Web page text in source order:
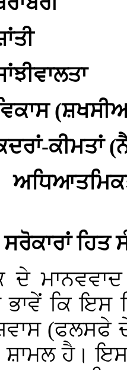
ਕੀਮਤਾਂ
ਸਰੋਕਾਰਾਂ ਹਿਤ
ਦੇ
ਕਿ ਇਸ
(ਫਲਸਫੇ
ਹੈ।